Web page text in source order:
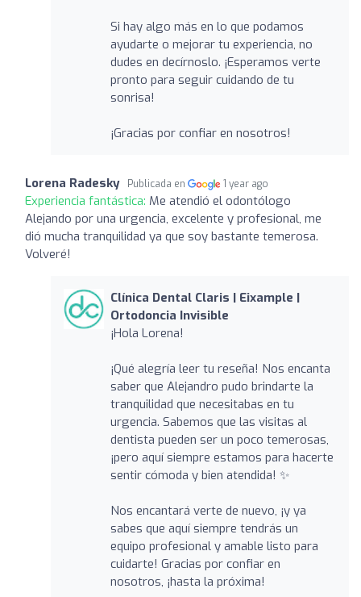
Si hay algo más en lo que podamos
ayudarte o mejorar tu experiencia, no
dudes en decírnoslo. ¡Esperamos verte
pronto para seguir cuidando de tu
sonrisa!
¡Gracias por confiar en nosotros!
Lorena Radesky Publicada en 1 year ago
Experiencia fantástica: Me atendió el odontólogo
Alejando por una urgencia, excelente y profesional, me
dió mucha tranquilidad ya que soy bastante temerosa.
Volveré!
Clínica Dental Claris | Eixample |
Ortodoncia Invisible
¡Hola Lorena!
¡Qué alegría leer tu reseña! Nos encanta
saber que Alejandro pudo brindarte la
tranquilidad que necesitabas en tu
urgencia. Sabemos que las visitas al
dentista pueden ser un poco temerosas,
¡pero aquí siempre estamos para hacerte
sentir cómoda y bien atendida! ✨
Nos encantará verte de nuevo, ¡y ya
sabes que aquí siempre tendrás un
equipo profesional y amable listo para
cuidarte! Gracias por confiar en
nosotros, ¡hasta la próxima!